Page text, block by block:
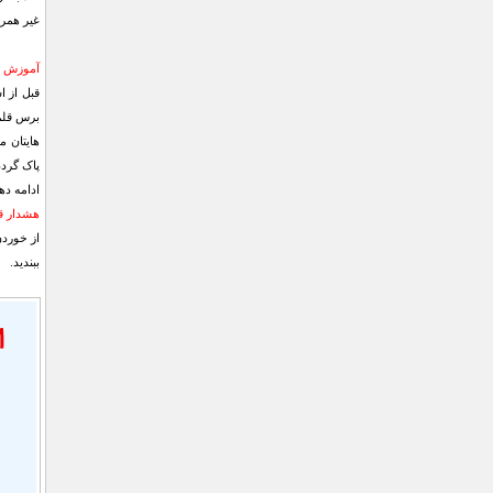
غیر
آموزش
قبل از
ادامه
هشدار
ببندید.